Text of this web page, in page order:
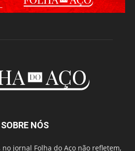
SOBRE NÓS
jornal Folha do Aço não refletem,